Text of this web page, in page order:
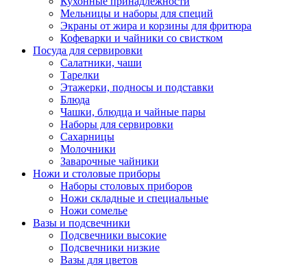
Мельницы и наборы для специй
Экраны от жира и корзины для фритюра
Кофеварки и чайники со свистком
Посуда для сервировки
Салатники, чаши
Тарелки
Этажерки, подносы и подставки
Блюда
Чашки, блюдца и чайные пары
Наборы для сервировки
Сахарницы
Молочники
Заварочные чайники
Ножи и столовые приборы
Наборы столовых приборов
Ножи складные и специальные
Ножи сомелье
Вазы и подсвечники
Подсвечники высокие
Подсвечники низкие
Вазы для цветов